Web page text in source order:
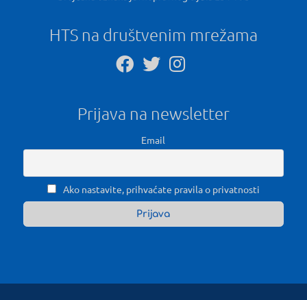
HTS na društvenim mrežama
Prijava na newsletter
Email
Ako nastavite, prihvaćate pravila o privatnosti